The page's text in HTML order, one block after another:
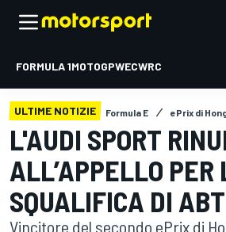
FORMULA 1MOTOGPWECWRC
ULTIME NOTIZIE Formula E ePrix di
L'AUDI SPORT
ALL’APPELLO PER
SQUALIFICA DI ABT
Vincitore del secondo ePrix di